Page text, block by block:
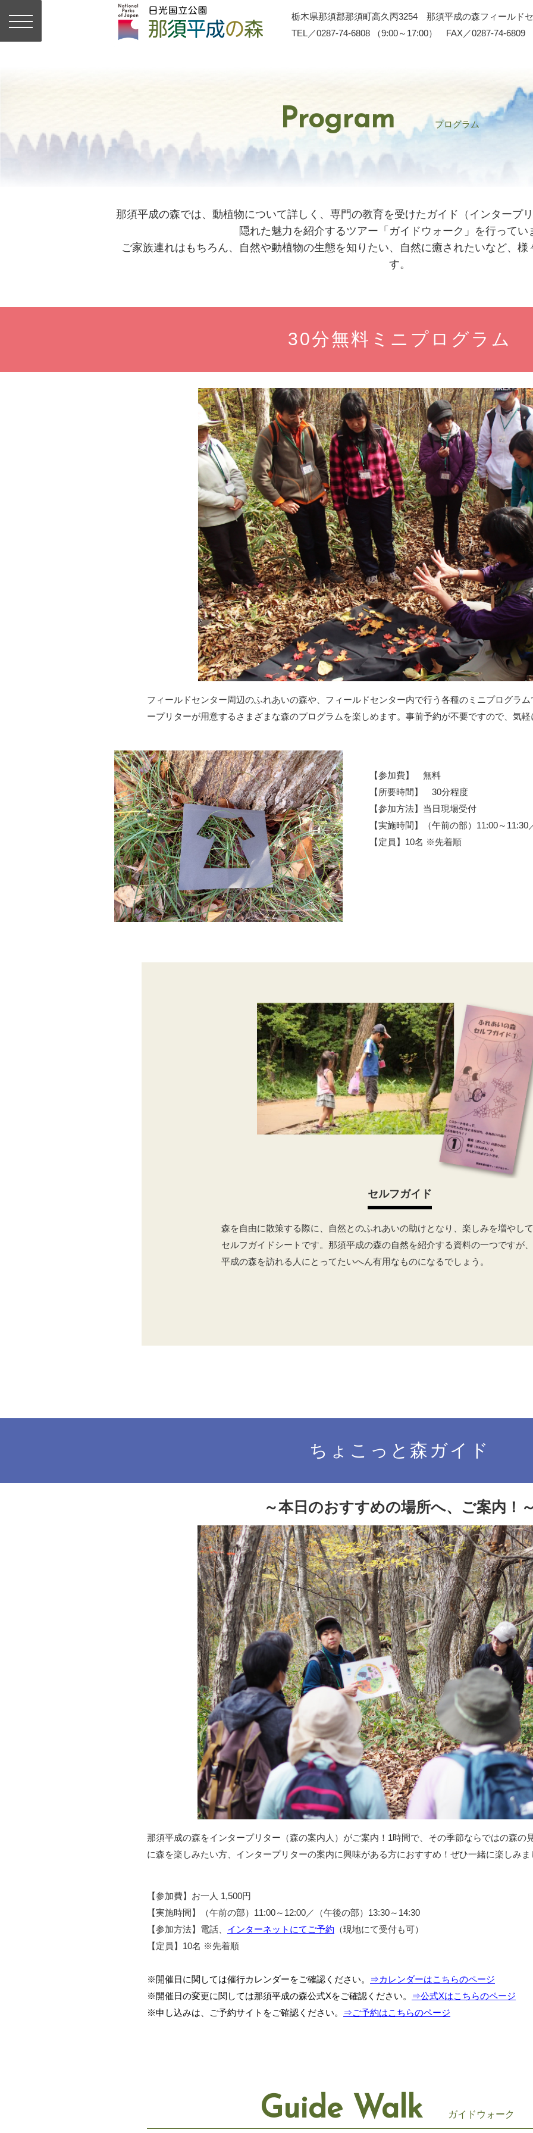
栃木県那須郡那須町高久丙3254 那須平成の森フィールド
TEL／0287-74-6808 （9:00～17:00） FAX／0287-74-6809
Program プログラム
那須平成の森では、動植物について詳しく、専門の教育を受けたガイド（インタープ
隠れた魅力を紹介するツアー「ガイドウォーク」を行ってい
ご家族連れはもちろん、自然や動植物の生態を知りたい、自然に癒されたいなど、
す。
30分無料ミニプログラム
フィールドセンター周辺のふれあいの森や、フィールドセンター内で行う各種のミニプログラ
ープリターが用意するさまざまな森のプログラムを楽しめます。事前予約が不要ですので、気
【参加費】 無料
【所要時間】 30分程度
【参加方法】当日現場受付
【実施時間】（午前の部）11:00～11:30／
【定員】10名 ※先着順
セルフガイド
森を自由に散策する際に、自然とのふれあいの助けとなり、楽しみを増やし
セルフガイドシートです。那須平成の森の自然を紹介する資料の一つですが
平成の森を訪れる人にとってたいへん有用なものになるでしょう。
ちょこっと森ガイド
～本日のおすすめの場所へ、ご案内！
那須平成の森をインタープリター（森の案内人）がご案内！1時間で、その季節ならではの森の
に森を楽しみたい方、インタープリターの案内に興味がある方におすすめ！ぜひ一緒に楽しみま
【参加費】お一人 1,500円
【実施時間】（午前の部）11:00～12:00／（午後の部）13:30～14:30
【参加方法】電話、 インターネットにてご予約 （現地にて受付も可）
【定員】10名 ※先着順
※開催日に関しては催行カレンダーをご確認ください。
⇒カレンダーはこちらのページ
※開催日の変更に関しては那須平成の森公式Xをご確認ください。
⇒公式Xはこちらのページ
※申し込みは、ご予約サイトをご確認ください。
⇒ご予約はこちらのページ
Guide Walk ガイドウォーク